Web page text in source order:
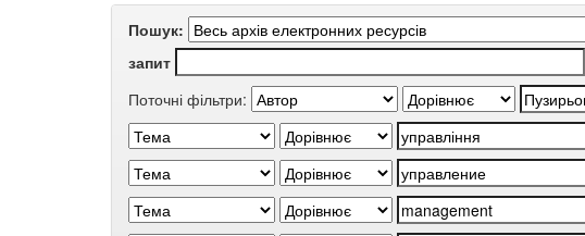
Пошук:
запит
Поточні фільтри: